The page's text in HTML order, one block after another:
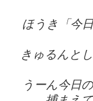
ほうき「今
きゅるんと
うーん今日